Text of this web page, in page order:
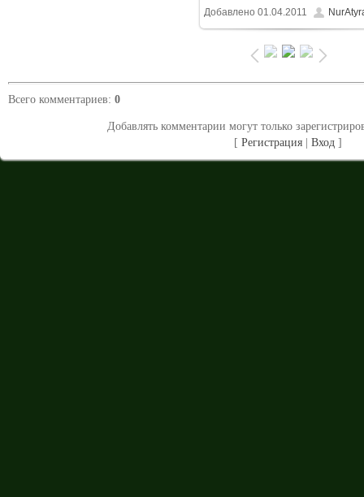
1024x683/ 223.7Kb
Добавлено 01.04.2011
Всего комментариев: 0
Добавлять комментарии могут только
[Регистрация |Вход ]